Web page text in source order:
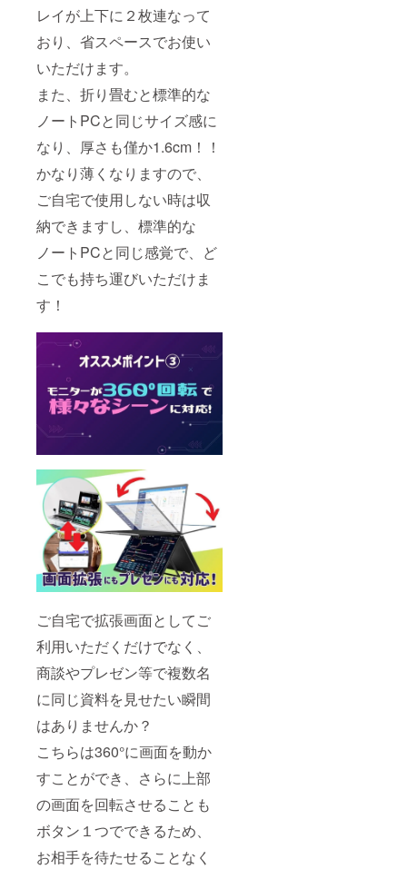
レイが上下に２枚連なって
おり、省スペースでお使い
いただけます。
また、折り畳むと標準的な
ノートPCと同じサイズ感に
なり、厚さも僅か1.6cm！！
かなり薄くなりますので、
ご自宅で使用しない時は収
納できますし、標準的な
ノートPCと同じ感覚で、ど
こでも持ち運びいただけま
す！
ご自宅で拡張画面としてご
利用いただくだけでなく、
商談やプレゼン等で複数名
に同じ資料を見せたい瞬間
はありませんか？
こちらは360°に画面を動か
すことができ、さらに上部
の画面を回転させることも
ボタン１つでできるため、
お相手を待たせることなく